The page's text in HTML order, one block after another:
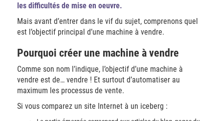
les difficultés de mise en oeuvre.
Mais avant d’entrer dans le vif du sujet, comprenons quel
est l’objectif principal d’une machine à vendre.
Pourquoi créer une machine à vendre
Comme son nom l’indique, l’objectif d’une machine à
vendre est de… vendre ! Et surtout d’automatiser au
maximum les processus de vente.
Si vous comparez un site Internet à un iceberg :